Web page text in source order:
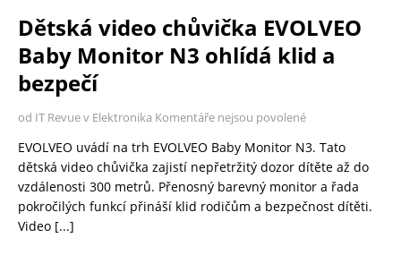
Dětská video chůvička EVOLVEO
Baby Monitor N3 ohlídá klid a
bezpečí
od IT Revue v Elektronika Komentáře nejsou povolené
EVOLVEO uvádí na trh EVOLVEO Baby Monitor N3. Tato
dětská video chůvička zajistí nepřetržitý dozor dítěte až do
vzdálenosti 300 metrů. Přenosný barevný monitor a řada
pokročilých funkcí přináší klid rodičům a bezpečnost dítěti.
Video [...]